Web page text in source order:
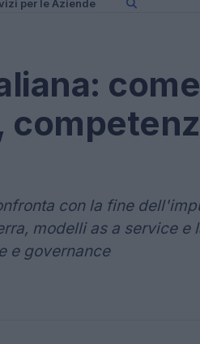
per le Aziende
come
con la fine
modelli as a service e
e governance